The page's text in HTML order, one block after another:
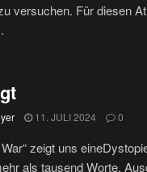
versuchen. Für diesen
11. JULI 2024 0
zeigt uns
als tausend Worte.